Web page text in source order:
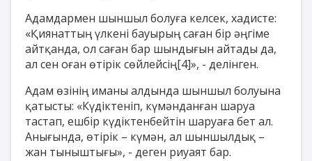
Адамдармен шыншыл болуға келсек, хадисте:
«Қиянаттың үлкені бауырың саған бір әңгіме
айтқанда, ол саған бар шындығын айтады да,
ал сен оған өтірік сөйлейсің[4]», - делінген.
Адам өзінің иманы алдында шыншыл болуына
қатысты: «Күдіктеніп, күмәнданған шаруа
тастап, ешбір күдіктенбейтін шаруаға бет ал.
Анығында, өтірік – күмән, ал шыншылдық –
жан тыныштығы», - деген риуаят бар.